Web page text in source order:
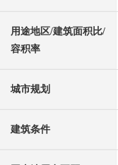
用途地区/建筑面积比/
容积率
城市规划
建筑条件